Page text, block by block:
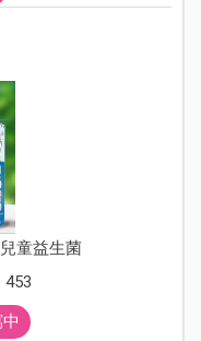
童益生菌
453